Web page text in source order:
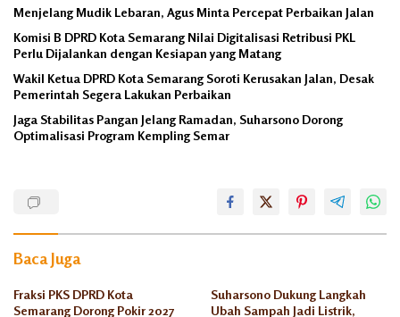
Menjelang Mudik Lebaran, Agus Minta Percepat Perbaikan Jalan
Komisi B DPRD Kota Semarang Nilai Digitalisasi Retribusi PKL
Perlu Dijalankan dengan Kesiapan yang Matang
Wakil Ketua DPRD Kota Semarang Soroti Kerusakan Jalan, Desak
Pemerintah Segera Lakukan Perbaikan
Jaga Stabilitas Pangan Jelang Ramadan, Suharsono Dorong
Optimalisasi Program Kempling Semar
PKS
jamban
Stunting
Baca Juga
Fraksi PKS DPRD Kota
Semarang Dorong Pokir 2027
Suharsono Dukung Langkah
Ubah Sampah Jadi Listrik,